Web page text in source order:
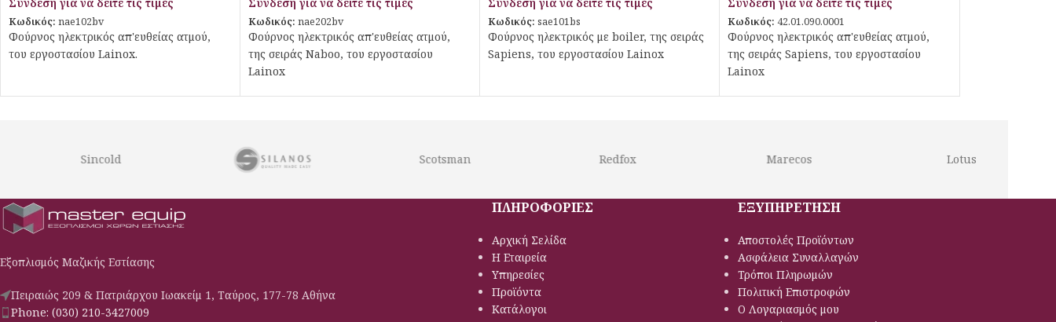
Κωδικός: nae102bv
Φούρνος ηλεκτρικός απ'ευθείας ατμού,
του εργοστασίου Lainox.
Κωδικός: nae202bv
Φούρνος ηλεκτρικός απ'ευθείας ατμού,
της σειράς Naboo, του εργοστασίου
Lainox
Κωδικός: sae101bs
Φούρνος ηλεκτρικός με boiler, της σειράς
Sapiens, του εργοστασίου Lainox
Κωδικός: 42.01.090.0001
Φούρνος ηλεκτρικός απ'ευθείας ατμού,
της σειράς Sapiens, του εργοστασίου
Lainox
Scotsman
Εξοπλισμός Μαζικής Εστίασης
Πειραιώς 209 & Πατριάρχου Ιωακείμ 1, Ταύρος, 177-78 Αθήνα
Phone: (030) 210-3427009
ΠΛΗΡΟΦΟΡΙΕΣ
Αρχική Σελίδα
Η Εταιρεία
Υπηρεσίες
Προϊόντα
Κατάλογοι
ΕΞΥΠΗΡΕΤΗΣΗ
Αποστολές Προϊόντων
Ασφάλεια Συναλλαγών
Τρόποι Πληρωμών
Πολιτική Eπιστροφών
Ο Λογαριασμός μου